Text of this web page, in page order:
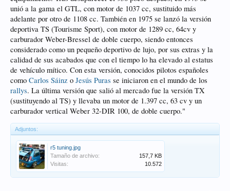
unió a la gama el GTL, con motor de 1037 cc, sustituido más
adelante por otro de 1108 cc. También en 1975 se lanzó la versión
deportiva TS (Tourisme Sport), con motor de 1289 cc, 64cv y
carburador Weber-Bressel de doble cuerpo, siendo entonces
considerado como un pequeño deportivo de lujo, por sus extras y la
calidad de sus acabados que con el tiempo lo ha elevado al estatus
de vehículo mítico. Con esta versión, conocidos pilotos españoles
como Carlos Sáinz o Jesús Puras se iniciaron en el mundo de los
rallys. La última versión que salió al mercado fue la versión TX
(sustituyendo al TS) y llevaba un motor de 1.397 cc, 63 cv y un
carburador vertical Weber 32-DIR 100, de doble cuerpo."
Adjuntos:
r5 tuning.jpg
Tamaño de archivo:
157,7 KB
Visitas:
10.572